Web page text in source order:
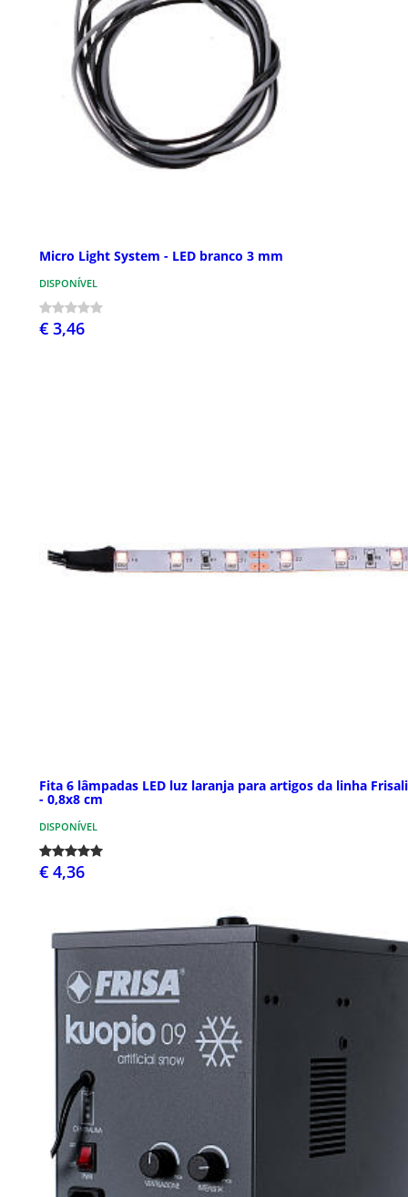
Micro Light System - LED branco 3 mm
DISPONÍVEL
€ 3,46
Fita 6 lâmpadas LED luz laranja para artigos da linha
- 0,8x8 cm
DISPONÍVEL
€ 4,36